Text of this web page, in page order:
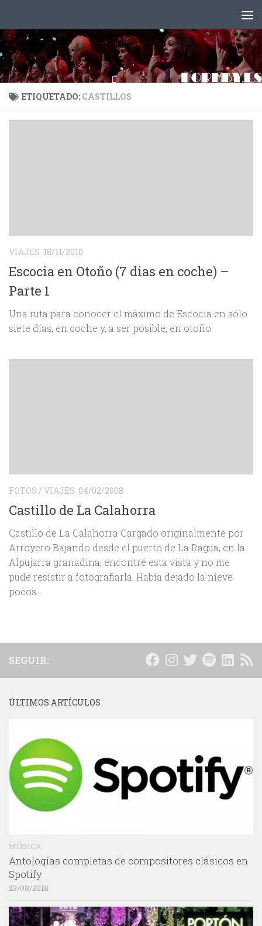
ETIQUETADO: CASTILLOS
VIAJES 18/11/2010
Escocia en Otoño (7 dias en coche) –
Parte 1
Una ruta para conocer el máximo de Escocia en sólo
siete días, en coche y, a ser posible, en otoño.
FOTOS / VIAJES 04/02/2008
Castillo de La Calahorra
Castillo de La Calahorra Cargado originalmente por
Arroyero Bajando desde el puerto de La Ragua, en la
Alpujarra granadina, encontré esta vista y no me
pude resistir a fotografiarla. Había dejado la nieve
pocos...
SEGUIR:
ÚLTIMOS ARTÍCULOS
MÚSICA
Antologías completas de compositores clásicos en
Spotify
23/08/2018